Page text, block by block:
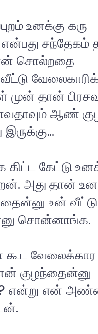
உனக்கு கரு
சந்தேகம்
சொல்றதை
முன் தான்
ஆண்
இருக்கு…
கேட்டு
அது தான்
உன்
சொன்னாங்க.
வேலைக்கார
குழந்தைன்னு
என்று என்